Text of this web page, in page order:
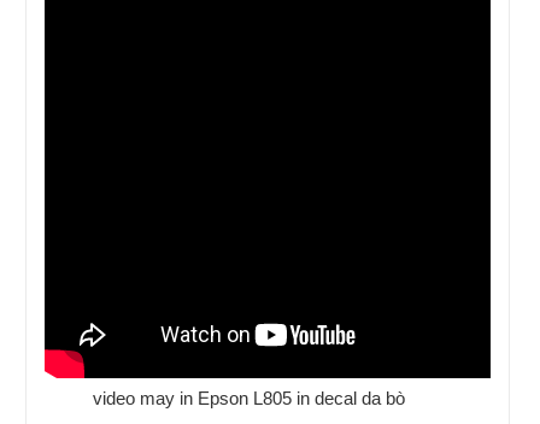
video may in Epson L805 in decal da bò